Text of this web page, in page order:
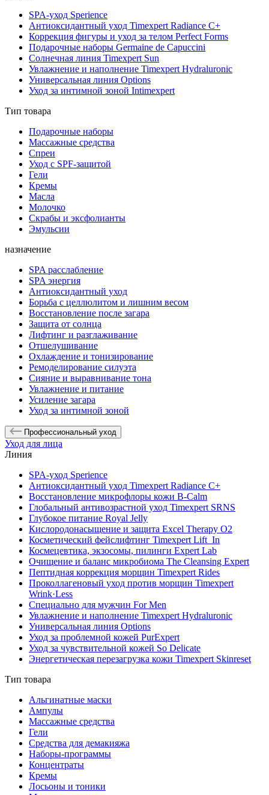
SPA-уход Sperience
Антиоксидантный уход Timexpert Radiance C+
Коррекция фигуры и уход за телом Perfect Forms
Подарочные наборы Germaine de Capuccini
Солнечная линия Timexpert Sun
Увлажнение и наполнение Timexpert Hydraluronic
Универсальная линия Options
Уход за интимной зоной Intimexpert
Тип товара
Подарочные наборы
Массажные средства
Спреи
Уход с SPF-защитой
Гели
Кремы
Масла
Молочко
Скрабы и эксфолианты
Эмульсии
назначение
SPA расслабление
SPA энергия
Антиоксидантный уход
Борьба с целлюлитом и лишним весом
Восстановление после загара
Защита от солнца
Лифтинг и разглаживание
Отшелушивание
Охлаждение и тонизирование
Ремоделирование силуэта
Сияние и выравнивание тона
Увлажнение и питание
Усиление загара
Уход за интимной зоной
Профессиональный уход
Уход для лица
Линия
SPA-уход Sperience
Антиоксидантный уход Timexpert Radiance C+
Восстановление микрофлоры кожи B-Calm
Глобальный антивозрастной уход Timexpert SRNS
Глубокое питание Royal Jelly
Кислородонасыщение и защита Excel Therapy O2
Косметический фейслифтинг Timexpert Lift_In
Космецевтика, экзосомы, пилинги Expert Lab
Очищение и баланс микробиома The Cleansing Expert
Пептидная коррекция морщин Timexpert Rides
Проколлагеновый уход против морщин Timexpert
Wrink·Less
Специально для мужчин For Men
Увлажнение и наполнение Timexpert Hydraluronic
Универсальная линия Options
Уход за проблемной кожей PurExpert
Уход за чувствительной кожей So Delicate
Энергетическая перезагрузка кожи Timexpert Skinreset
Тип товара
Альгинатные маски
Ампулы
Массажные средства
Гели
Средства для демакияжа
Наборы-программы
Концентраты
Кремы
Лосьоны и тоники